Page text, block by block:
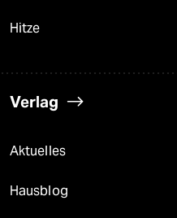
Hitze
Verlag
Aktuelles
Hausblog